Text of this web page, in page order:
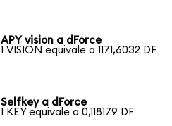
APY vision a dForce
1 VISION equivale a 1171,6032 DF
Selfkey a dForce
1 KEY equivale a 0,118179 DF